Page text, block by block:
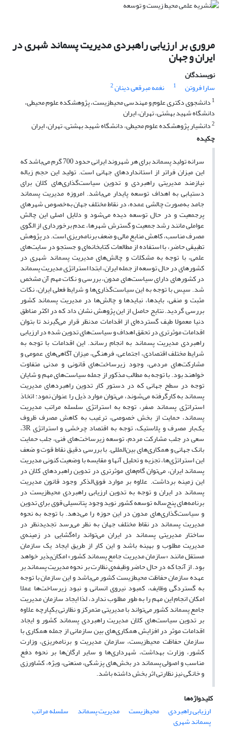
مروری بر ارزیابی راهبردی مدیریت پسماند شهری در
ایران و جهان
نویسندگان
سارا فروتن
1 نغمه مبرقعی دینان2
1 دانشجوی دکتری علوم و مهندسی محیط‌‌زیست، پژوهشکده علوم محیطی،
دانشگاه شهید بهشتی، تهران، ایران
2دانشیار پژوهشکده علوم محیطی، دانشگاه شهید بهشتی، تهران، ایران
چکیده
سرانه تولید پسماند برای هر شهروند ایرانی حدود 700 گرم می‌‌باشد که
این میزان فراتر از استانداردهای جهانی است. تولید این حجم زباله
نیازمند مدیریتی راهبردی و تدوین سیاست‌‌گذاری‌‌های کلان برای
دستیابی به اهداف توسعه پایدار می‌‌باشد. امروزه مدیریت پسماند
جامدبه‌‌صورت چالشی عمده، در نقاط مختلف جهان به‌‌خصوص شهرهای
پرجمعیت و در حال توسعه دیده می‌‌شود و دلایل اصلی این چالش
عواملی مانند رشد جمعیت و گسترش شهرها، عدم برخورداری از الگوی
مصرف مناسب، کاهش منابع مالی و ضعف برنامه‌‌ریزی است. در پژوهش
تطبیقی حاضر، با استفاده از مطالعات کتابخانه‌‌ای و جستجو در سایت‌‌های
علمی، با توجه به مشکلات و چالش‌‌های مدیریت پسماند شهری در
کشورهای در حال توسعه از جمله ایران، ابتدا استراتژی مدیریت پسماند
در کشورهای دارای سیاست‌های مدون، بررسی و نکات مهم آن مشخص
شد. سپس با توجه به این سیاست‌‌گذاری‌‌ها و شرایط فعلی ایران، نکات
مثبت و منفی، بایدها، نبایدها و چالش‌‌ها در مدیریت پسماند کشور
بررسی گردید. نتایج حاصل از این پژوهش نشان داد که در اکثر مناطق
دنیا معمولا طیف گسترده‌‌ای از اقدامات مدنظر قرار می‌‌گیرند تا بتوان
اقدامات موثرتری در تحقق اهداف و سیاست‌های تدوین شده در ارزیابی
راهبردی مدیریت پسماند به انجام رساند. این اقدامات با توجه به
شرایط مختلف اقتصادی، اجتماعی، فرهنگی، میزان آگاهی‌‌های عمومی و
مشارکت‌‌های مردمی، وجود زیرساخت‌‌های قانونی و مدنی متفاوت
خواهند بود. با توجه به مطالب مذکور از جمله سیاست‌های مهم و شایان
توجه در سطح جهانی که در دستور کار تدوین راهبردهای مدیریت
پسماند به کارگرفته می‌‌شوند، می‌‌توان موارد ذیل را عنوان نمود: اتخاذ
استراتژی پسماند صفر، توجه به استراتژی سلسله مراتب مدیریت
پسماند، حمایت از بخش خصوصی، ترغیب به کاهش مصرف ظروف
یک‌‌بار مصرف و پلاستیک، توجه به اقتصاد چرخشی و استراتژی 3R،
سعی در جلب مشارکت مردم، توسعه زیرساخت‌‌های فنی، جلب حمایت
بانک جهانی و همکاری‌های بین‌المللی. با بررسی دقیق نقاط قوت و ضعف
این استراتژی‌‌ها، تجزیه و تحلیل آنها و مقایسه با وضعیت کنونی مدیریت
پسماند ایران، می‌‌توان گام‌‌های موثرتری در تدوین راهبردهای کلان در
این زمینه برداشت. علاوه بر موارد فوق‌‌الذکر وجود قانون مدیریت
پسماند در ایران و توجه به تدوین ارزیابی راهبردی محیط‌‌زیست در
برنامه‌‌های پنج‌‌ساله توسعه کشور نوید وجود پتانسیلی قوی برای تدوین
و سیاست‌‌گذاری‌‌های مدون در این حوزه را می‌‌دهد. با توجه به نحوه
مدیریت پسماند در نقاط مختلف جهان به نظر می‌‌رسد تجدیدنظر در
ساختار مدیریتی پسماند در ایران می‌‌تواند راه‌‌گشایی در زمینه‌‌ی
مدیریت مطلوب و بهینه باشد و این کار از طریق ایجاد یک سازمان
مستقل مانند «سازمان مدیریت جامع پسماند کشور» امکان‌‌پذیر خواهد
بود. از آنجا که در حال حاضر وظیفه‌‌ی نظارت بر نحوه مدیریت پسماند بر
عهده سازمان حفاظت محیط‌‌زیست کشور می‌‌باشد و این سازمان با توجه
به گستردگی وظایف، کمبود نیروی انسانی و نبود زیرساخت‌‌ها عملا
امکان انجام این مهم را به طور مطلوب ندارد، لذا ایجاد سازمان مدیریت
جامع پسماند کشور می‌‌تواند با مدیریتی متمرکز و نظارتی یکپارچه علاوه
بر تدوین سیاست‌های کلان مدیریت راهبردی پسماند کشور و ایجاد
اقدامات موثر در افزایش همکاری‌‌های بین سازمانی از جمله همکاری با
سازمان حفاظت محیط‌‌زیست، سازمان مدیریت و برنامه‌‌ریزی، وزارت
کشور، وزارت بهداشت، شهرداری‌‌ها و سایر ارگان‌‌ها بر نحوه دفع
مناسب و اصولی پسماند در بخش‌‌های پزشکی، صنعتی، ویژه، کشاورزی
و خانگی نیز نظارتی اثر بخش داشته باشد.
کلیدواژه‌ها
ارزیابی راهبردی
محیط‌‌زیست مدیریت پسماند سلسله مراتب
پسماند شهری